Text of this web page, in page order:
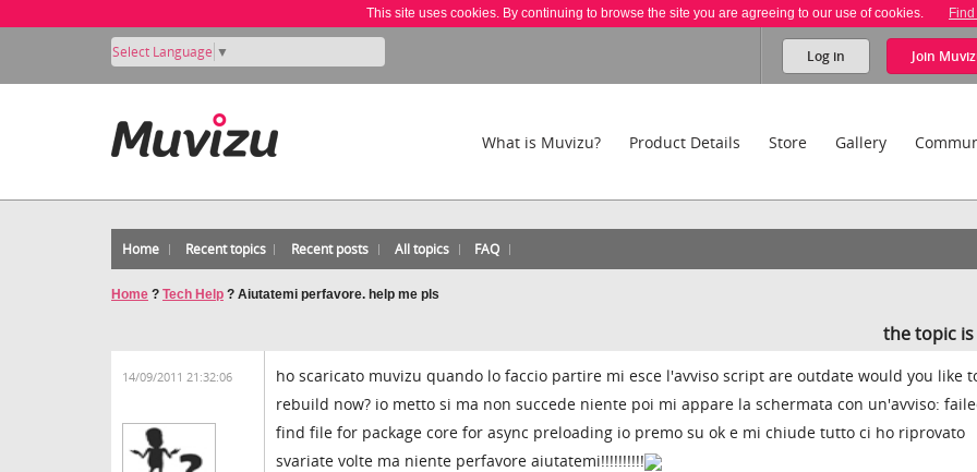
This site uses cookies. By continuing to browse the site you are agreeing to our use of cookies.
Select Language ▼ Log in Join
What is Muvizu? Product Details Store Gallery
Home Recent topics Recent posts All topics FAQ
Home ? Tech Help ? Aiutatemi perfavore. help me pls
the topic is
14/09/2011 21:32:06
ho scaricato muvizu quando lo faccio partire mi esce l'avviso script are outdate would you like
rebuild now? io metto si ma non succede niente poi mi appare la schermata con un'avviso:
find file for package core for async preloading io premo su ok e mi chiude tutto ci ho riprovato
svariate volte ma niente perfavore aiutatemi!!!!!!!!!!